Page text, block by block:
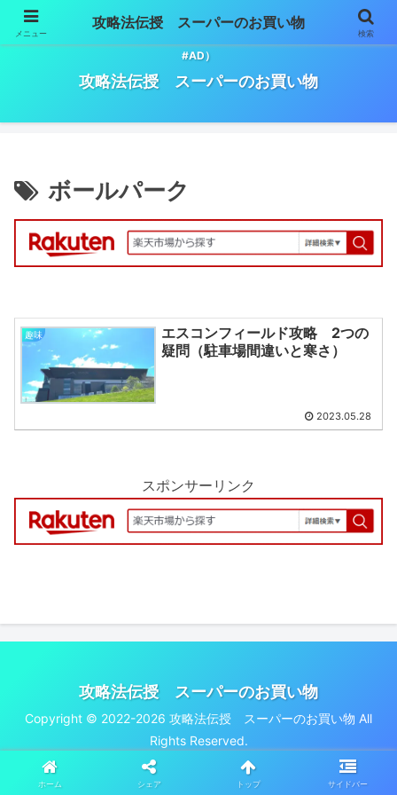
スーパーマーケットでのお買い物必勝法。（※記事には広告が含まれます。
#AD）
攻略法伝授 スーパーのお買い物
ボールパーク
趣味
エスコンフィールド攻略 2つの
疑問（駐車場間違いと寒さ）
2023.05.28
スポンサーリンク
攻略法伝授 スーパーのお買い物
Copyright © 2022-2026 攻略法伝授 スーパーのお買い物 All
Rights Reserved.
メニュー
攻略法伝授 スーパーのお買い物
検索
ホーム シェア トップ サイドバー